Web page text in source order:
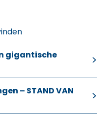
gigantische
– STAND VAN